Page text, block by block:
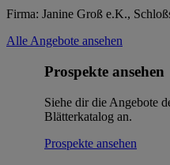
Firma: Janine Groß e.K.,
Alle Angebote ansehen
Prospekte ansehen
Siehe dir die Angebote
Blätterkatalog an.
Prospekte ansehen